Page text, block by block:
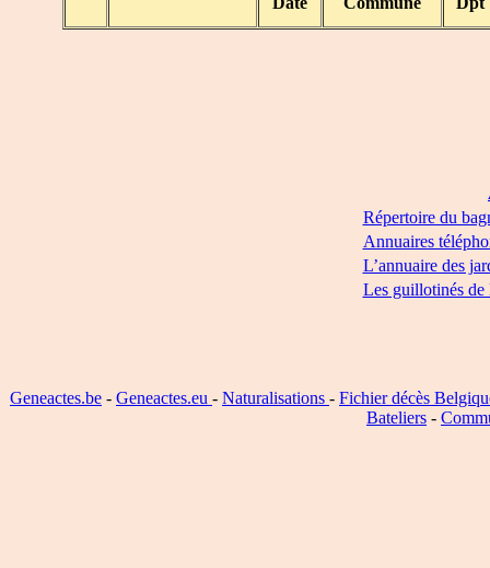
Répertoire du
Annuaires
L’annuaire des
Les guillotinés de
Geneactes.be - Geneactes.eu - Naturalisations - Fichier décès
Bateliers -